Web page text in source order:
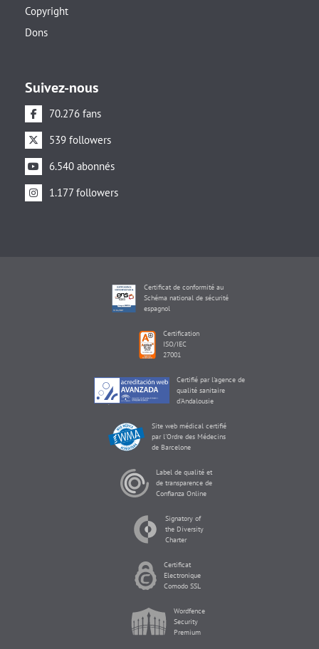
Copyright
Dons
Suivez-nous
70.276 fans
539 followers
6.540 abonnés
1.177 followers
Certificat de conformité au
Schéma national de sécurité
espagnol
Certification
ISO/IEC
27001
Certifié par l'agence de
qualité sanitaire
d'Andalousie
Site web médical certifié
par l'Ordre des Médecins
de Barcelone
Label de qualité et
de transparence de
Confianza Online
Signatory of
the Diversity
Charter
Certificat
Electronique
Comodo SSL
Wordfence
Security
Premium